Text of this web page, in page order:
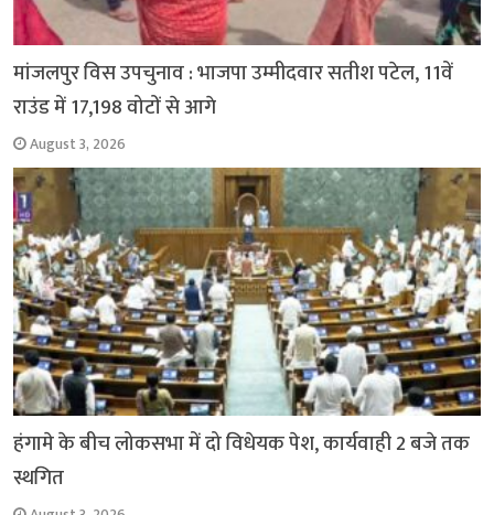
मांजलपुर विस उपचुनाव : भाजपा उम्मीदवार सतीश पटेल, 11वें
राउंड में 17,198 वोटों से आगे
August 3, 2026
हंगामे के बीच लोकसभा में दो विधेयक पेश, कार्यवाही 2 बजे तक
स्थगित